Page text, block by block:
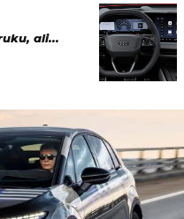
ali...